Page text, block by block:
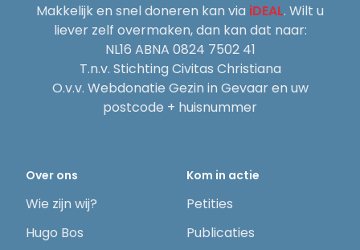
Makkelijk en snel doneren kan via iDEAL. Wilt u
liever zelf overmaken, dan kan dat naar:
NL16 ABNA 0824 7502 41
T.n.v. Stichting Civitas Christiana
O.v.v. Webdonatie Gezin in Gevaar en uw
postcode + huisnummer
Over ons
Wie zijn wij?
Hugo Bos
Kom in actie
Petities
Publicaties